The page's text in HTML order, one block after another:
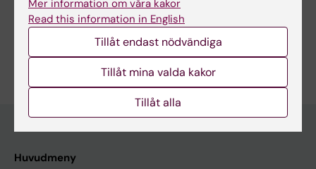
Dela
Huvudmeny
Mer information om våra kakor
Read this information in English
Tillåt endast nödvändiga
Tillåt mina valda kakor
Tillåt alla